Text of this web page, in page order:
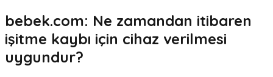
bebek.com: Ne zamandan itibaren
işitme kaybı için cihaz verilmesi
uygundur?